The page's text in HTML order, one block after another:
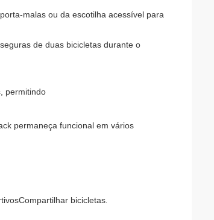
malas ou da escotilha acessível para
de duas bicicletas durante o
permitindo
permaneça funcional em vários
Compartilhar bicicletas